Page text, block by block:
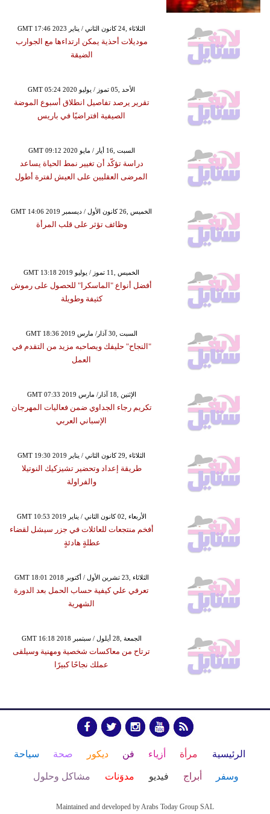
GMT 17:46 2023 الثلاثاء ,24 كانون الثاني / يناير
موديلات أحذية يمكن ارتداءها مع الجوارب
الضيقة
GMT 05:24 2020 الأحد ,05 تموز / يوليو
تقرير يرصد تفاصيل انطلاق أسبوع الموضة
الصيفية افتراضيًا في باريس
GMT 09:12 2020 السبت ,16 أيار / مايو
دراسة تؤكّد أن تغيير نمط الحياة يساعد
المرضى العقليين على العيش لفترة أطول
GMT 14:06 2019 الخميس ,26 كانون الأول / ديسمبر
وظائف تؤثر على قلب المرأة
GMT 13:18 2019 الخميس ,11 تموز / يوليو
أفضل أنواع "الماسكرا" للحصول على رموش
كثيفة وطويلة
GMT 18:36 2019 السبت ,30 آذار/ مارس
"النجاح" حليفك ويصاحبه مزيد من التقدم في
العمل
GMT 07:33 2019 الإثنين ,18 آذار/ مارس
تكريم رجاء الجداوي ضمن فعاليات المهرجان
الإسباني العربي
GMT 19:30 2019 الثلاثاء ,29 كانون الثاني / يناير
طريقة إعداد وتحضير تشيزكيك النوتيلا
والفراولة
GMT 10:53 2019 الأربعاء ,02 كانون الثاني / يناير
أفخم منتجعات للعائلات في جزر سيشل لقضاء
عطلةٍ هادئةٍ
GMT 18:01 2018 الثلاثاء ,23 تشرين الأول / أكتوبر
تعرفي علي كيفية حساب الحمل بعد الدورة
الشهرية
GMT 16:18 2018 الجمعة ,28 أيلول / سبتمبر
ترتاح من معاكسات شخصية ومهنية وسيلقى
عملك نجاحًا كبيرًا
الرئيسية مرأة أزياء فن ديكور صحة سياحة
وسفر أبراج فيديو مدوَنات مشاكل وحلول
Maintained and developed by Arabs Today Group SAL